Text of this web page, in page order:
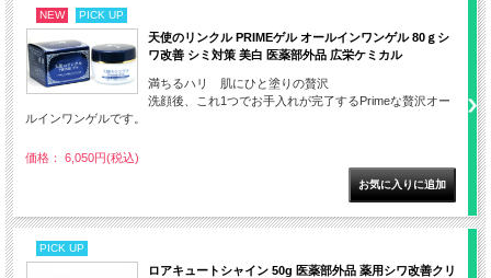
NEW PICK UP
天使のリンクル PRIMEゲル オールインワンゲル 80ｇシ
ワ改善 シミ対策 美白 医薬部外品 広栄ケミカル
満ちるハリ 肌にひと塗りの贅沢
洗顔後、これ1つでお手入れが完了するPrimeな贅沢オー
ルインワンゲルです。
価格： 6,050円(税込)
PICK UP
ロアキュートシャイン 50g 医薬部外品 薬用シワ改善クリ